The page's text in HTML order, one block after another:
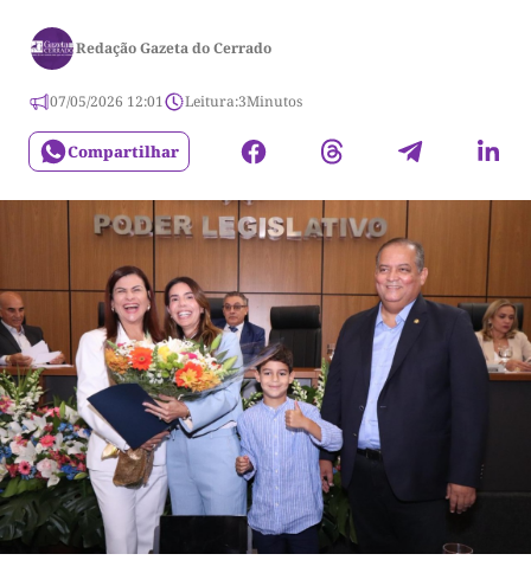
Redação Gazeta do Cerrado
07/05/2026 12:01 Leitura:3Minutos
Compartilhar